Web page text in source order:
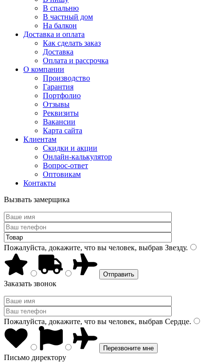
В спальню
В частный дом
На балкон
Доставка и оплата
Как сделать заказ
Доставка
Оплата и рассрочка
О компании
Производство
Гарантия
Портфолио
Отзывы
Реквизиты
Вакансии
Карта сайта
Клиентам
Скидки и акции
Онлайн-калькулятор
Вопрос-ответ
Оптовикам
Контакты
Вызвать замерщика
Пожалуйста, докажите, что вы человек, выбрав Звезду.
Заказать звонок
Пожалуйста, докажите, что вы человек, выбрав Сердце.
Письмо директору